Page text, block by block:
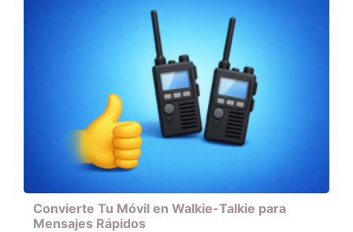
Convierte Tu Móvil en Walkie-Talkie para
Mensajes Rápidos